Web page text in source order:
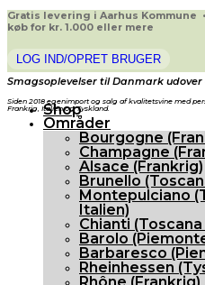
Gratis levering i Aarhus Kommune
køb for kr. 1.000 eller mere
LOG IND/OPRET BRUGER
Smagsoplevelser til Danmark
Siden 2018 egenimport og salg af kvalitetsvine med
Frankrig, Italien og Tyskland.
Shop
Områder
Bourgogne
Champagne
Alsace (Frankrig)
Brunello
Montepulciano
Italien)
Chianti (Toscana
Barolo
Barbaresco
Rheinhessen